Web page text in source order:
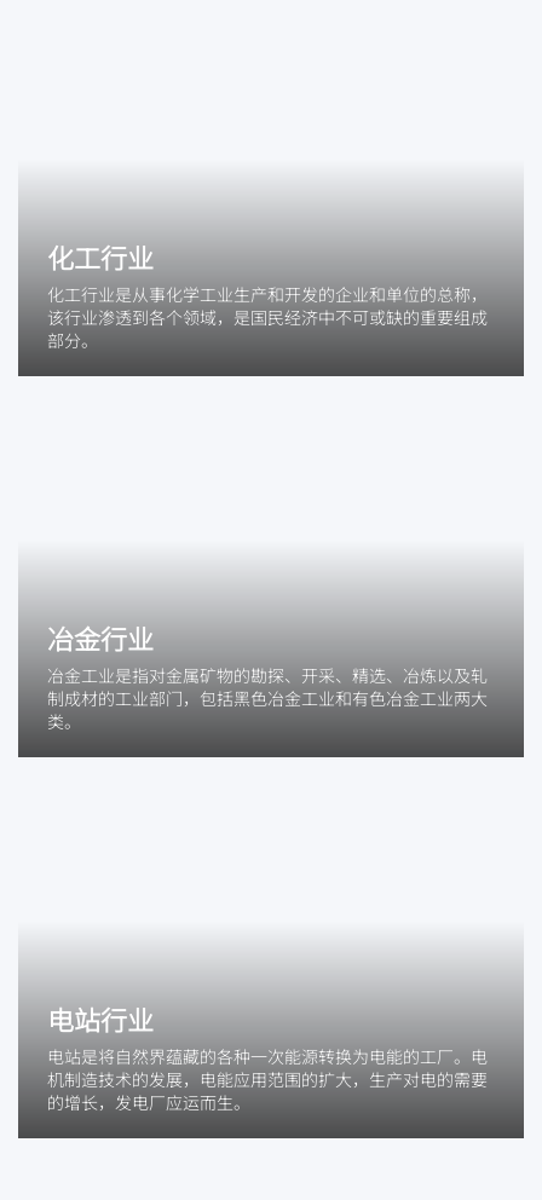
化工行业
化工行业是从事化学工业生产和开发的企业和单位的总称，
该行业渗透到各个领域，是国民经济中不可或缺的重要组成
部分。
冶金行业
冶金工业是指对金属矿物的勘探、开采、精选、冶炼以及轧
制成材的工业部门，包括黑色冶金工业和有色冶金工业两大
类。
电站行业
电站是将自然界蕴藏的各种一次能源转换为电能的工厂。电
机制造技术的发展，电能应用范围的扩大，生产对电的需要
的增长，发电厂应运而生。